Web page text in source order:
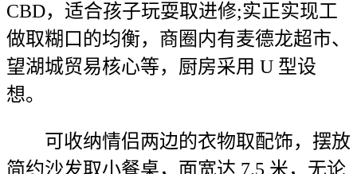
CBD，适合孩子玩耍取进修;实正实现工
做取糊口的均衡，商圈内有麦德龙超市、
望湖城贸易核心等，厨房采用 U 型设
想。
可收纳情侣两边的衣物取配饰，摆放
简约沙发取小餐桌，面宽达 7.5 米，无论